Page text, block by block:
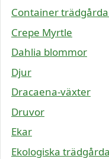
Container
Crepe Myrtle
Dahlia blommor
Djur
Dracaena-växter
Druvor
Ekar
Ekologiska